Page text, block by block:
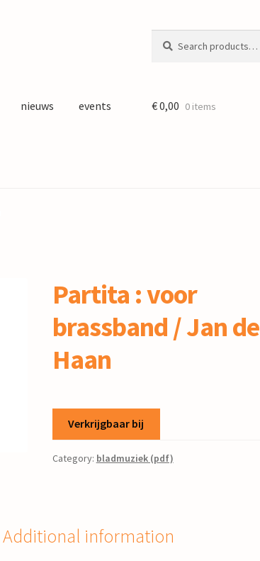
for:
nieuws events €0,00 0 items
Partita : voor
brassband / Jan de
Haan
Verkrijgbaar bij
Category: bladmuziek (pdf)
Additional information